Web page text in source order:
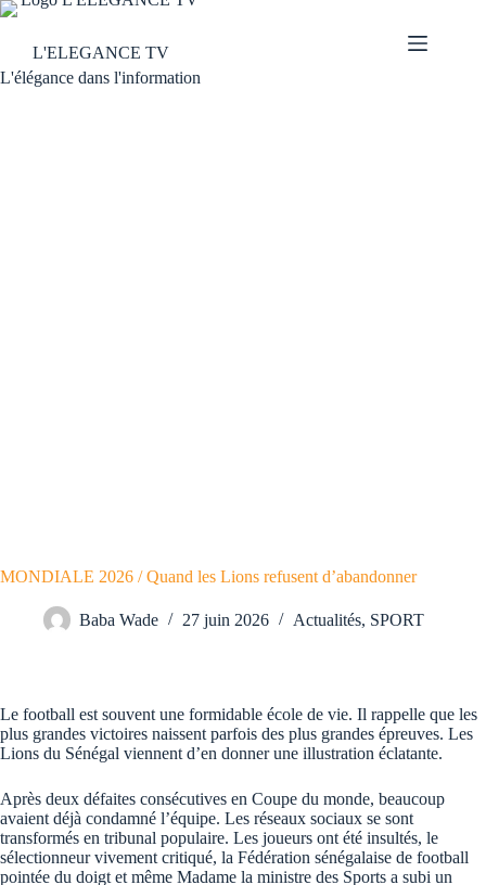
L'ELEGANCE TV
L'élégance dans l'information
MONDIALE 2026 / Quand les Lions refusent d’abandonner
Baba Wade 27 juin 2026 Actualités, SPORT
Le football est souvent une formidable école de vie. Il rappelle que les
plus grandes victoires naissent parfois des plus grandes épreuves. Les
Lions du Sénégal viennent d’en donner une illustration éclatante.
Après deux défaites consécutives en Coupe du monde, beaucoup
avaient déjà condamné l’équipe. Les réseaux sociaux se sont
transformés en tribunal populaire. Les joueurs ont été insultés, le
sélectionneur vivement critiqué, la Fédération sénégalaise de football
pointée du doigt et même Madame la ministre des Sports a subi un